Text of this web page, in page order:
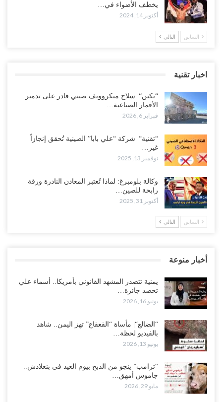
يخطف الأضواء في…
أكتوبر 14, 2024
السابق التالي
اخبار تقنية
“بكين“| سلاح ميكروويف صيني قادر على تدمير
الأقمار الصناعية…
فبراير 6, 2026
“تقنية“| شركة “علي بابا” الصينية تُحقق إنجازاً
غير…
نوفمبر 13, 2025
وكالة بلومبرغ: لماذا تُعتبر المعادن النادرة ورقة
رابحة للصين…
أكتوبر 31, 2025
السابق التالي
أخبار منوعة
يمنية تتصدر المشهد القانوني بأمريكا.. أسماء علي
تحصد جائزة…
يونيو 16, 2026
“الضالع“| مأساة “القعقاع” تهز اليمن.. شاهد
بالفيديو لحظة…
يونيو 13, 2026
“ترامب” ينجو من الذبح بيوم العيد في بنغلادش..
جاموس أمهق…
مايو 29, 2026